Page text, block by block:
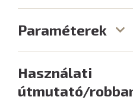
Paraméterek
Használati
útmutató/